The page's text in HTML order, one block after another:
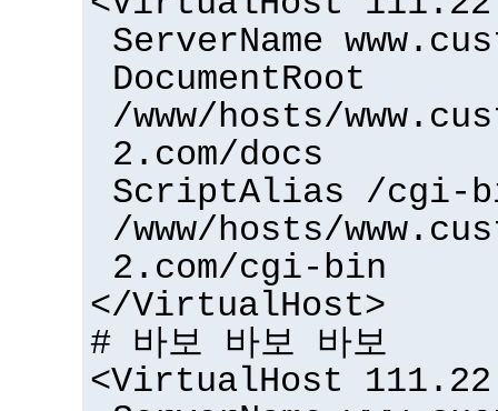
ServerName
DocumentRoot
/www/hosts/
2.com/docs
ScriptAlias /cgi-
/www/hosts/
2.com/cgi-bin
</VirtualHost>
# 바보 바보 바보
<VirtualHost